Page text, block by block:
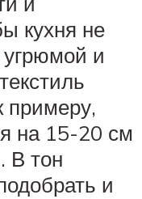
кухня не
и
примеру,
на 15-20 см
В тон
и